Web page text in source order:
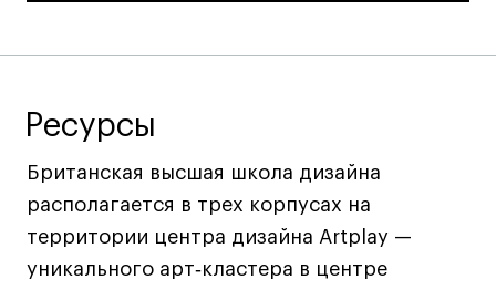
Ресурсы
Британская высшая школа дизайна
располагается в трех корпусах на
территории центра дизайна Artplay —
уникального арт‑кластера в центре